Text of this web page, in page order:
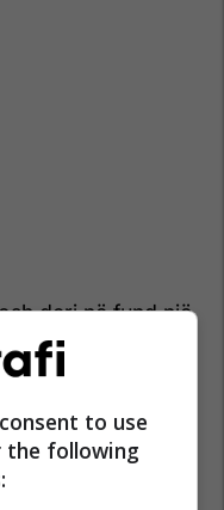
deri në fund një
origjinalitetin e të
ke qenë ti
në
të tua.
të zgjedhësh
to use
the following